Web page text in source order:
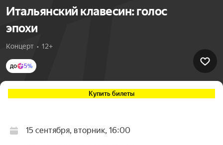
Итальянский клавесин: голос
эпохи
Концерт  •  12+
до 5%
Купить билеты
15 сентября, вторник, 16:00